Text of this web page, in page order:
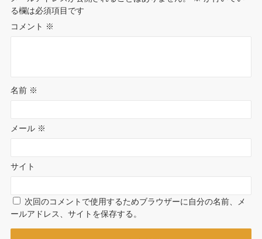
る欄は必須項目です
コメント ※
名前 ※
メール ※
サイト
次回のコメントで使用するためブラウザーに自分の名前、メ
ールアドレス、サイトを保存する。